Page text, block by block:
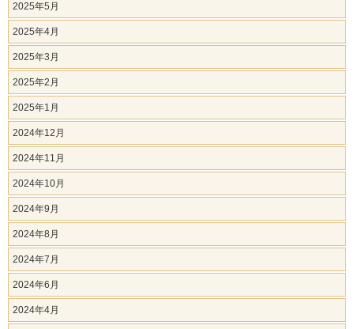
2025年5月
2025年4月
2025年3月
2025年2月
2025年1月
2024年12月
2024年11月
2024年10月
2024年9月
2024年8月
2024年7月
2024年6月
2024年4月